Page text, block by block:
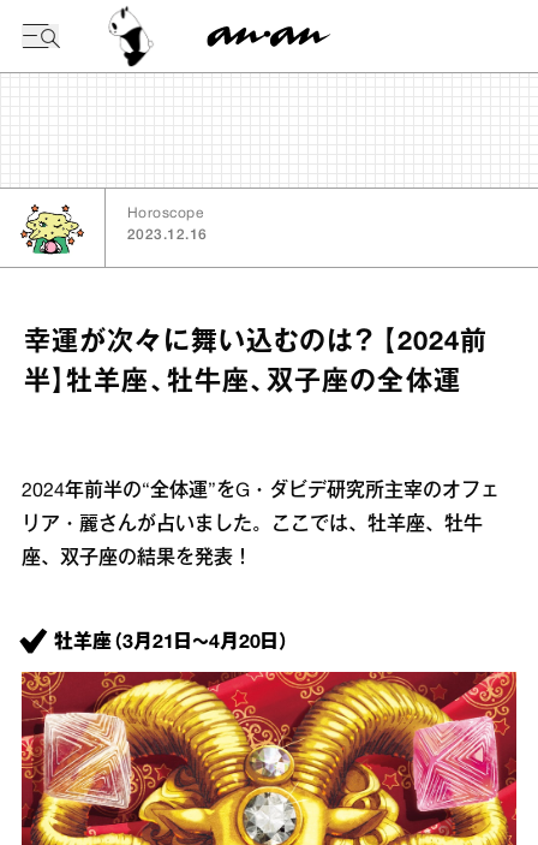
Horoscope
2023.12.16
幸運が次々に舞い込むのは？ 【2024前
半】牡羊座、牡牛座、双子座の全体運
2024年前半の“全体運”をG・ダビデ研究所主宰のオフェ
リア・麗さんが占いました。ここでは、牡羊座、牡牛
座、双子座の結果を発表！
牡羊座（3月21日～4月20日）